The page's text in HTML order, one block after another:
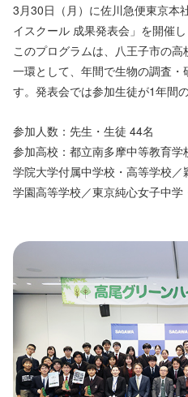
3月30日（月）に佐川急便東京本
イスクール 成果発表会」を開催し
このプログラムは、八王子市の
一環として、年間で生物の調査
す。発表会では参加生徒が1年間
参加人数：先生・生徒 44名
参加高校：都立南多摩中等教育
学院大学付属中学校・高等学校
学園高等学校／東京純心女子中学